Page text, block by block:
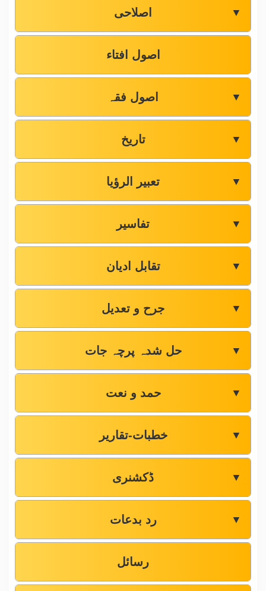
اصلاحی ▼
اصول افتاء
اصول فقہ ▼
تاریخ ▼
تعبیر الرؤیا ▼
تفاسیر ▼
تقابل ادیان ▼
جرح و تعدیل ▼
حل شدہ پرچہ جات ▼
حمد و نعت ▼
خطبات-تقاریر ▼
ڈکشنری ▼
رد بدعات ▼
رسائل